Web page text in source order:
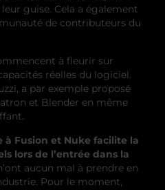
guise. Cela a également
de contributeurs du
à fleurir sur
réelles du logiciel.
a par exemple proposé
et Blender en même
à Fusion et Nuke facilite la
lors de l’entrée dans la
aucun mal à prendre en
Pour le moment,